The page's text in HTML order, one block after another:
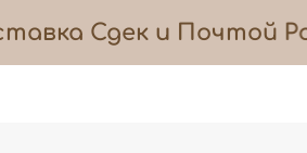
Сдек и Почтой